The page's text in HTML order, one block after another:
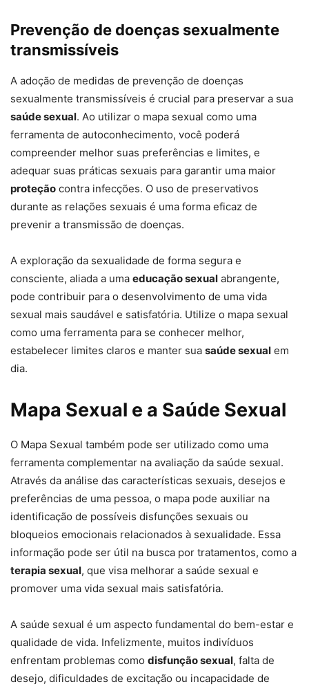
Prevenção de doenças sexualmente
transmissíveis
A adoção de medidas de prevenção de doenças
sexualmente transmissíveis é crucial para preservar a sua
saúde sexual. Ao utilizar o mapa sexual como uma
ferramenta de autoconhecimento, você poderá
compreender melhor suas preferências e limites, e
adequar suas práticas sexuais para garantir uma maior
proteção contra infecções. O uso de preservativos
durante as relações sexuais é uma forma eficaz de
prevenir a transmissão de doenças.
A exploração da sexualidade de forma segura e
consciente, aliada a uma educação sexual abrangente,
pode contribuir para o desenvolvimento de uma vida
sexual mais saudável e satisfatória. Utilize o mapa sexual
como uma ferramenta para se conhecer melhor,
estabelecer limites claros e manter sua saúde sexual em
dia.
Mapa Sexual e a Saúde Sexual
O Mapa Sexual também pode ser utilizado como uma
ferramenta complementar na avaliação da saúde sexual.
Através da análise das características sexuais, desejos e
preferências de uma pessoa, o mapa pode auxiliar na
identificação de possíveis disfunções sexuais ou
bloqueios emocionais relacionados à sexualidade. Essa
informação pode ser útil na busca por tratamentos, como a
terapia sexual, que visa melhorar a saúde sexual e
promover uma vida sexual mais satisfatória.
A saúde sexual é um aspecto fundamental do bem-estar e
qualidade de vida. Infelizmente, muitos indivíduos
enfrentam problemas como disfunção sexual, falta de
desejo, dificuldades de excitação ou incapacidade de